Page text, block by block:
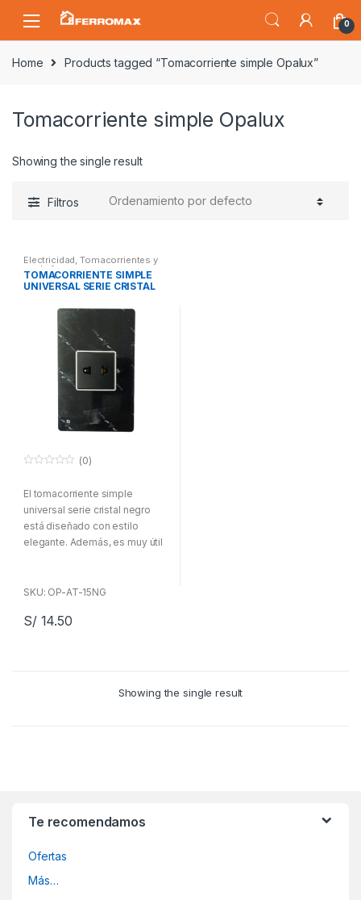
la
navegación
contenido
0
Home Products tagged “Tomacorriente simple Opalux”
Tomacorriente simple Opalux
Showing the single result
Filtros
Electricidad,Tomacorrientes y
enchufes
TOMACORRIENTE SIMPLE
UNIVERSAL SERIE CRISTAL
u
r
a
d
e
(0)
El tomacorriente simple
universal serie cristal negro
está diseñado con estilo
elegante. Además, es muy útil
SKU: OP-AT-15NG
S/14.50
Showing the single result
Te recomendamos
Ofertas
Más…